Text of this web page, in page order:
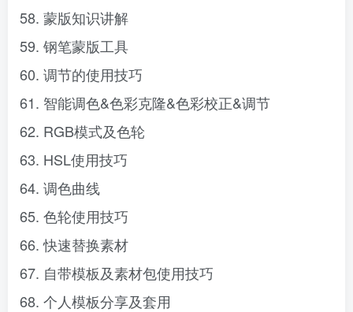
58. 蒙版知识讲解
59. 钢笔蒙版工具
60. 调节的使用技巧
61. 智能调色&色彩克隆&色彩校正&调节
62. RGB模式及色轮
63. HSL使用技巧
64. 调色曲线
65. 色轮使用技巧
66. 快速替换素材
67. 自带模板及素材包使用技巧
68. 个人模板分享及套用